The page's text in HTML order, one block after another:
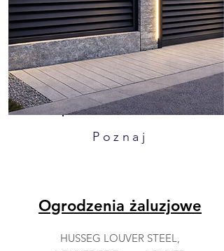
Poznaj
Ogrodzenia żaluzjowe
HUSSEG LOUVER STEEL,